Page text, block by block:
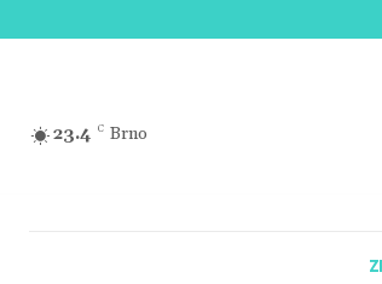
23.4 C Brno